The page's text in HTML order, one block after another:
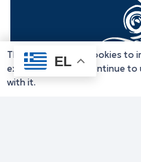
EL
This website uses cookies to
experience. If you continue to
with it.